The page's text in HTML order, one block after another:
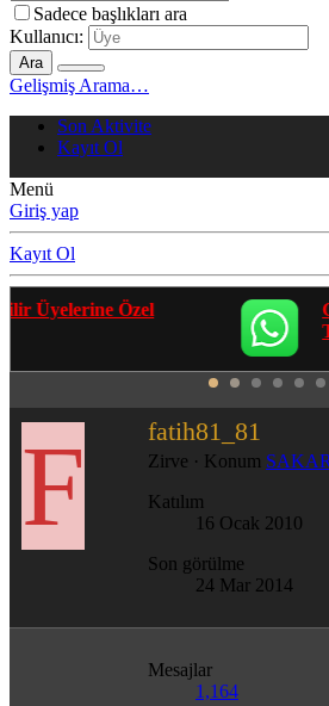
Sadece başlıkları ara
Kullanıcı:
Ara
Gelişmiş Arama…
Son Aktivite
Kayıt Ol
Menü
Giriş yap
Kayıt Ol
Gezenbilir Whatsapp
F fatih81_81
Zirve · Konum
Katılım
16 Ocak 2010
Son görülme
24 Mar 2014
Mesajlar
1,164